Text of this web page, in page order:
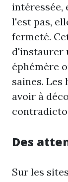
intéressée,
l'est pas,
fermeté.
d'instaurer
éphémère
saines. Les
avoir à
Des
Sur les